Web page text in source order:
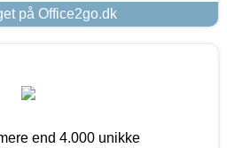
på Office2go.dk
end 4.000 unikke